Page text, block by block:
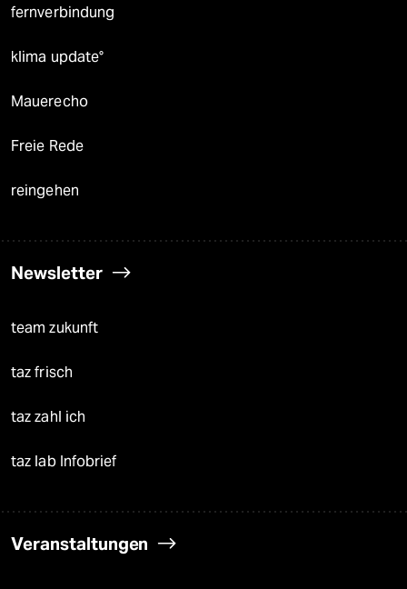
fernverbindung
klima update°
Mauerecho
Freie Rede
reingehen
Newsletter
team zukunft
taz frisch
taz zahl ich
taz lab Infobrief
Veranstaltungen